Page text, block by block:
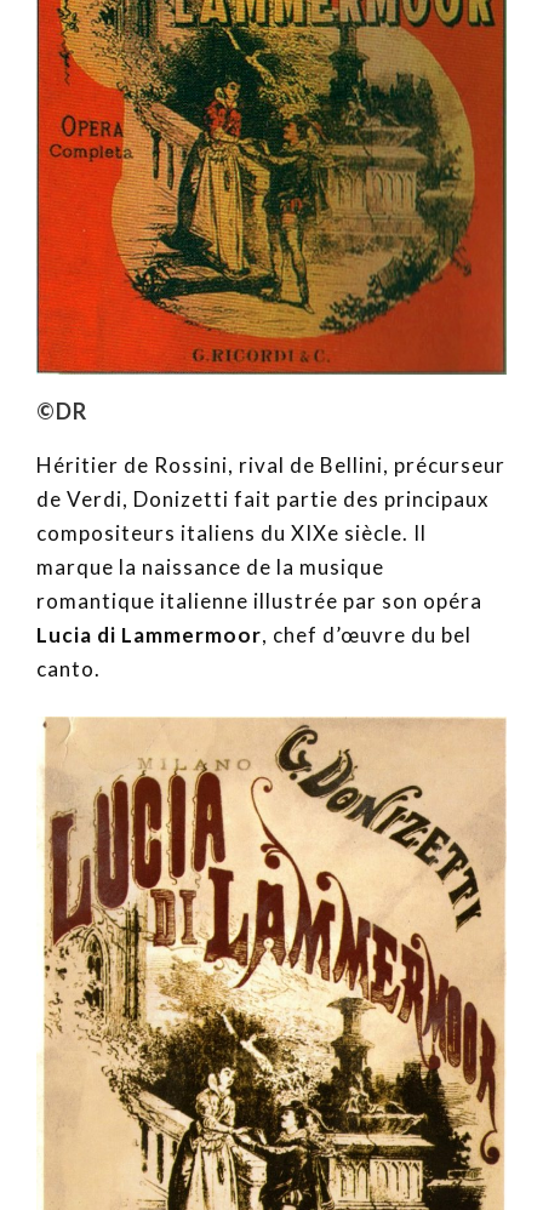
©DR
Héritier de Rossini, rival de Bellini, précurseur
de Verdi, Donizetti fait partie des principaux
compositeurs italiens du XIXe siècle. Il
marque la naissance de la musique
romantique italienne illustrée par son opéra
Lucia di Lammermoor, chef d’œuvre du bel
canto.